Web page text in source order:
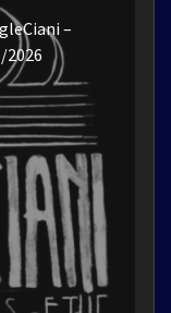
–
2026